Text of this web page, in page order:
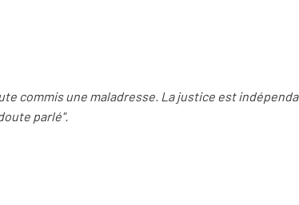
commis une maladresse. La justice est
parlé".